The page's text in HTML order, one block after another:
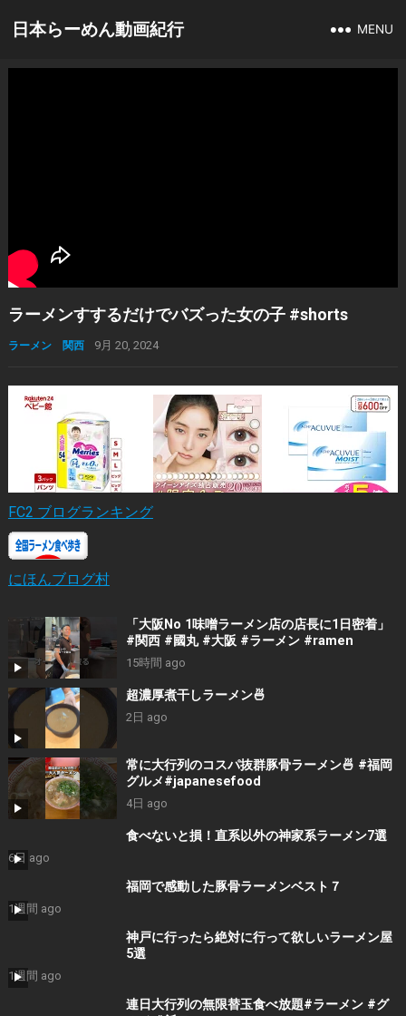
日本らーめん動画紀行 MENU
ラーメンすするだけでバズった女の子 #shorts
ラーメン 関西 9月 20, 2024
FC2 ブログランキング
にほんブログ村
「大阪No 1味噌ラーメン店の店長に1日密着」
#関西 #國丸 #大阪 #ラーメン #ramen
15時間 ago
超濃厚煮干しラーメン🍜
2日 ago
常に大行列のコスパ抜群豚骨ラーメン🍜 #福岡
グルメ#japanesefood
4日 ago
食べないと損！直系以外の神家系ラーメン7選
6日 ago
福岡で感動した豚骨ラーメンベスト７
1週間 ago
神戸に行ったら絶対に行って欲しいラーメン屋
5選
1週間 ago
連日大行列の無限替玉食べ放題#ラーメン #グ